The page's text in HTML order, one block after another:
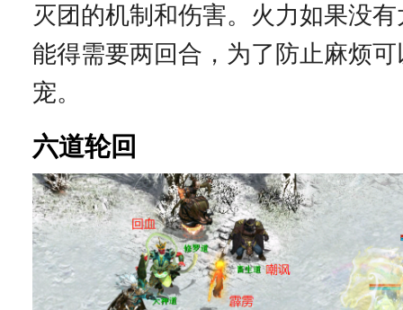
灭团的机制和伤害。火力如果没
能得需要两回合，为了防止麻烦
宠。
六道轮回